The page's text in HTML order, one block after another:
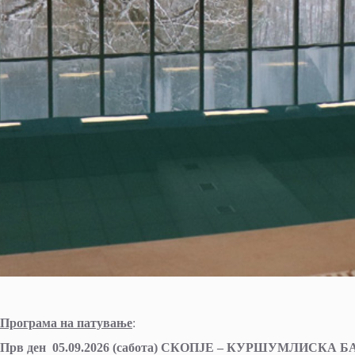
Програма на патување:
Прв ден 05.09.2026 (сабота) СКОПЈЕ – КУРШУМЛИСКА